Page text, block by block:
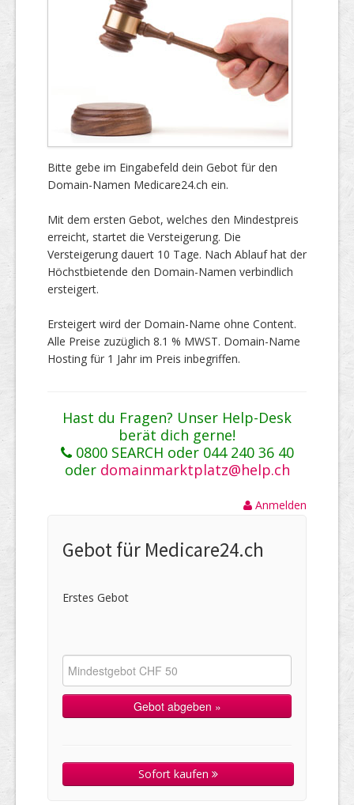
Bitte gebe im Eingabefeld dein Gebot für den
Domain-Namen Medicare24.ch ein.
Mit dem ersten Gebot, welches den Mindestpreis
erreicht, startet die Versteigerung. Die
Versteigerung dauert 10 Tage. Nach Ablauf hat der
Höchstbietende den Domain-Namen verbindlich
ersteigert.
Ersteigert wird der Domain-Name ohne Content.
Alle Preise zuzüglich 8.1 % MWST. Domain-Name
Hosting für 1 Jahr im Preis inbegriffen.
Hast du Fragen? Unser Help-Desk
berät dich gerne!
0800 SEARCH oder 044 240 36 40
oder domainmarktplatz@help.ch
Anmelden
Gebot für Medicare24.ch
Erstes Gebot
Sofort kaufen